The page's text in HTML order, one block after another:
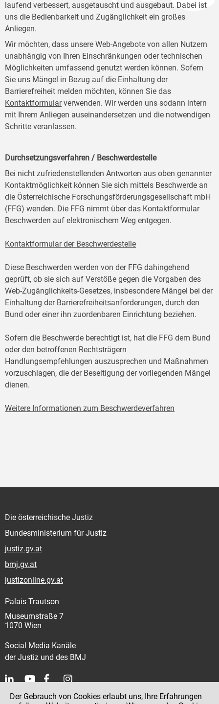
laufend verbessert, ausgetauscht und ausgebaut. Dabei ist
uns die Bedienbarkeit und Zugänglichkeit ein großes
Anliegen.
Wir möchten, dass unsere Web-Angebote von allen Nutzern
unabhängig von Ihren Einschränkungen oder technischen
Möglichkeiten umfassend genutzt werden können. Sofern
Sie uns Mängel in Bezug auf die Einhaltung der
Barrierefreiheit melden möchten, können Sie das
Kontaktformularverwenden. Wir werden uns sodann intern
mit Ihrem Anliegen auseinandersetzen und die notwendigen
Schritte veranlassen.
Durchsetzungsverfahren / Beschwerdestelle
Bei nicht zufriedenstellenden Antworten aus oben genannter
Kontaktmöglichkeit können Sie sich mittels Beschwerde an
die Österreichische Forschungsförderungsgesellschaft mbH
(FFG) wenden. Die FFG nimmt über das Kontaktformular
Beschwerden auf elektronischem Weg entgegen.
Kontaktformular der Beschwerdestelle
Diese Beschwerden werden von der FFG dahingehend
geprüft, ob sie sich auf Verstöße gegen die Vorgaben des
Web-Zugänglichkeits-Gesetzes, insbesondere Mängel bei der
Einhaltung der Barrierefreiheitsanforderungen, durch den
Bund oder einer ihn zuordenbaren Einrichtung beziehen.
Sofern die Beschwerde berechtigt ist, hat die FFG dem Bund
oder den betroffenen Rechtsträgern
Handlungsempfehlungen auszusprechen und Maßnahmen
vorzuschlagen, die der Beseitigung der vorliegenden Mängel
dienen.
Weitere Informationen zum Beschwerdeverfahren
Die österreichische Justiz
Bundesministerium für Justiz
justiz.gv.at
bmj.gv.at
justizonline.gv.at
Palais Trautson
Museumstraße 7
1070 Wien
Social Media Kanäle
der Justiz und des BMJ
Kontakt
Der Gebrauch von Cookies erlaubt uns, Ihre Erfahrungen